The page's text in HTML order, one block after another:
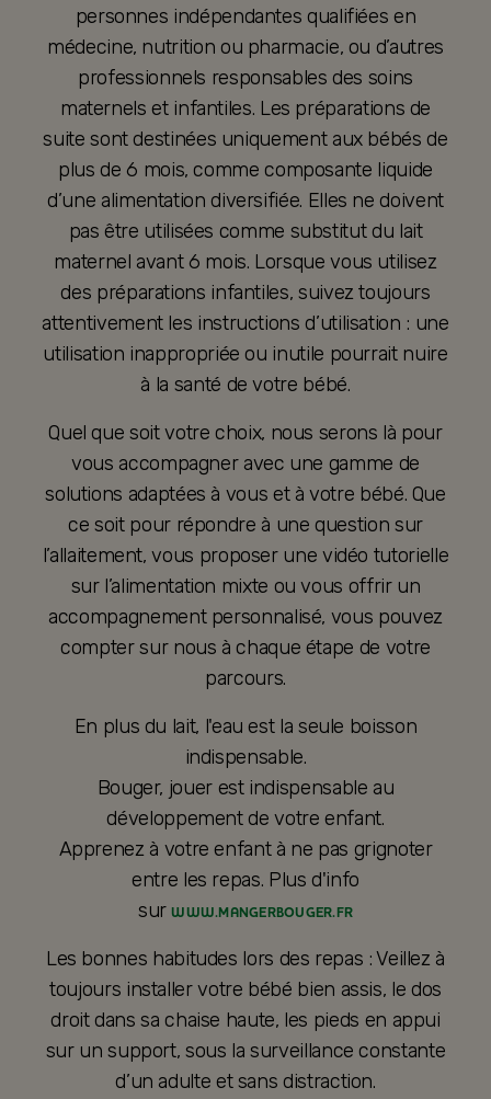
personnes indépendantes qualifiées en
médecine, nutrition ou pharmacie, ou d’autres
professionnels responsables des soins
maternels et infantiles. Les préparations de
suite sont destinées uniquement aux bébés de
plus de 6 mois, comme composante liquide
d’une alimentation diversifiée. Elles ne doivent
pas être utilisées comme substitut du lait
maternel avant 6 mois. Lorsque vous utilisez
des préparations infantiles, suivez toujours
attentivement les instructions d’utilisation : une
utilisation inappropriée ou inutile pourrait nuire
à la santé de votre bébé.
Quel que soit votre choix, nous serons là pour
vous accompagner avec une gamme de
solutions adaptées à vous et à votre bébé. Que
ce soit pour répondre à une question sur
l’allaitement, vous proposer une vidéo tutorielle
sur l’alimentation mixte ou vous offrir un
accompagnement personnalisé, vous pouvez
compter sur nous à chaque étape de votre
parcours.
En plus du lait, l'eau est la seule boisson
indispensable.
Bouger, jouer est indispensable au
développement de votre enfant.
Apprenez à votre enfant à ne pas grignoter
entre les repas. Plus d'info
surWWW.MANGERBOUGER.FR
Les bonnes habitudes lors des repas : Veillez à
toujours installer votre bébé bien assis, le dos
droit dans sa chaise haute, les pieds en appui
sur un support, sous la surveillance constante
d’un adulte et sans distraction.